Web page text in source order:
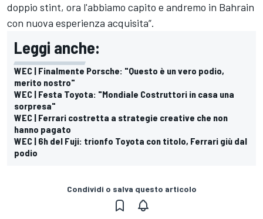
doppio stint, ora l'abbiamo capito e andremo in Bahrain
con nuova esperienza acquisita”.
Leggi anche:
WEC | Finalmente Porsche: "Questo è un vero podio,
merito nostro"
WEC | Festa Toyota: "Mondiale Costruttori in casa una
sorpresa"
WEC | Ferrari costretta a strategie creative che non
hanno pagato
WEC | 6h del Fuji: trionfo Toyota con titolo, Ferrari giù dal
podio
Condividi o salva questo articolo